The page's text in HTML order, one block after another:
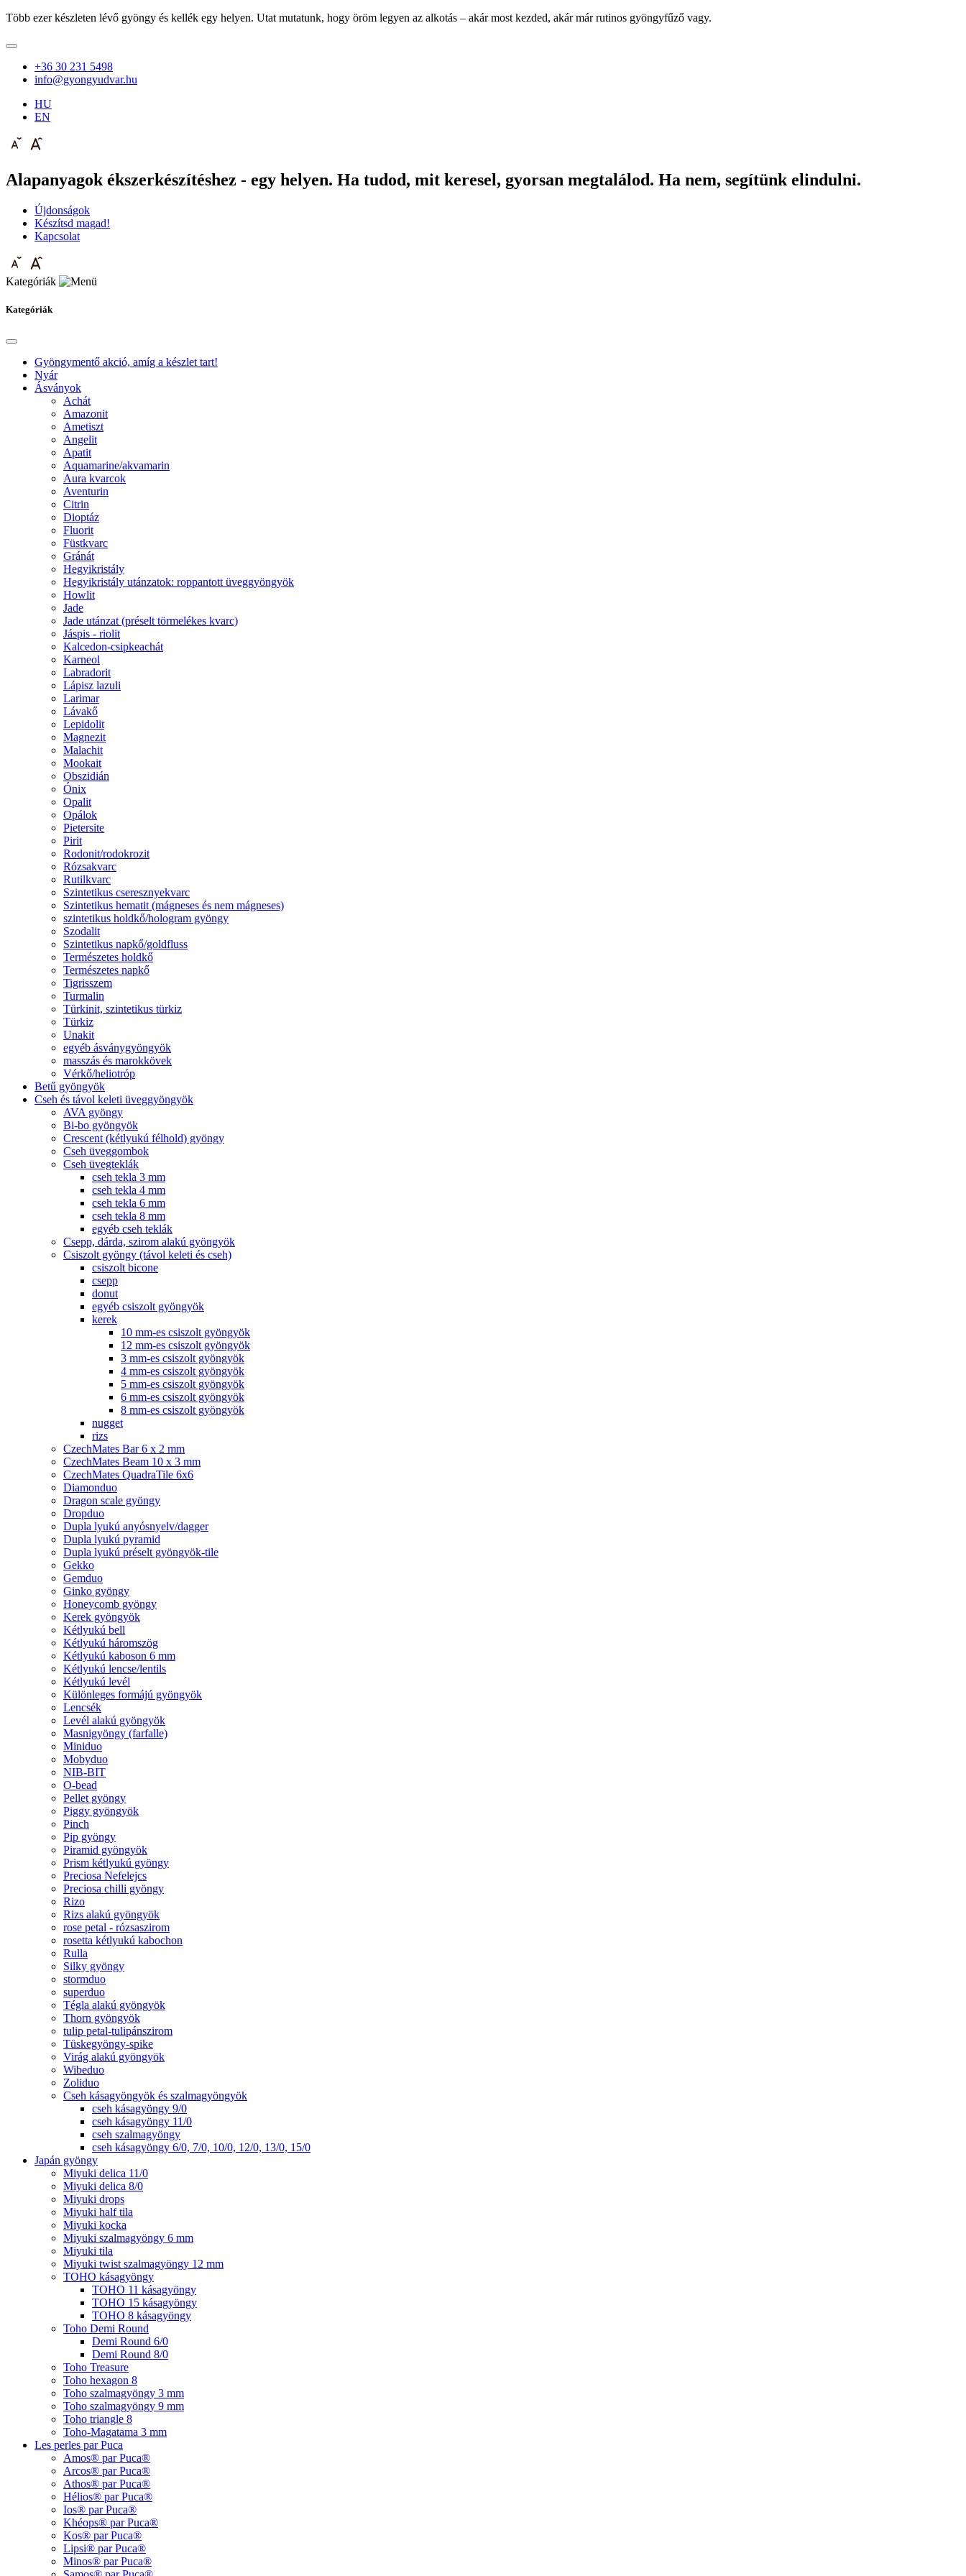
Több ezer készleten lévő gyöngy és kellék egy helyen. Utat mutatunk, hogy öröm legyen az alkotás – akár most kezded, akár már rutinos gyöngyfűző vagy.
+36 30 231 5498
info@gyongyudvar.hu
HU
EN
Alapanyagok ékszerkészítéshez - egy helyen. Ha tudod, mit keresel, gyorsan megtalálod. Ha nem, segítünk elindulni.
Újdonságok
Készítsd magad!
Kapcsolat
Kategóriák
Kategóriák
Gyöngymentő akció, amíg a készlet tart!
Nyár
Ásványok
Achát
Amazonit
Ametiszt
Angelit
Apatit
Aquamarine/akvamarin
Aura kvarcok
Aventurin
Citrin
Dioptáz
Fluorit
Füstkvarc
Gránát
Hegyikristály
Hegyikristály utánzatok: roppantott üveggyöngyök
Howlit
Jade
Jade utánzat (préselt törmelékes kvarc)
Jáspis - riolit
Kalcedon-csipkeachát
Karneol
Labradorit
Lápisz lazuli
Larimar
Lávakő
Lepidolit
Magnezit
Malachit
Mookait
Obszidián
Ónix
Opalit
Opálok
Pietersite
Pirit
Rodonit/rodokrozit
Rózsakvarc
Rutilkvarc
Szintetikus cseresznyekvarc
Szintetikus hematit (mágneses és nem mágneses)
szintetikus holdkő/hologram gyöngy
Szodalit
Szintetikus napkő/goldfluss
Természetes holdkő
Természetes napkő
Tigrisszem
Turmalin
Türkinit, szintetikus türkiz
Türkiz
Unakit
egyéb ásványgyöngyök
masszás és marokkövek
Vérkő/heliotróp
Betű gyöngyök
Cseh és távol keleti üveggyöngyök
AVA gyöngy
Bi-bo gyöngyök
Crescent (kétlyukú félhold) gyöngy
Cseh üveggombok
Cseh üvegteklák
cseh tekla 3 mm
cseh tekla 4 mm
cseh tekla 6 mm
cseh tekla 8 mm
egyéb cseh teklák
Csepp, dárda, szirom alakú gyöngyök
Csiszolt gyöngy (távol keleti és cseh)
csiszolt bicone
csepp
donut
egyéb csiszolt gyöngyök
kerek
10 mm-es csiszolt gyöngyök
12 mm-es csiszolt gyöngyök
3 mm-es csiszolt gyöngyök
4 mm-es csiszolt gyöngyök
5 mm-es csiszolt gyöngyök
6 mm-es csiszolt gyöngyök
8 mm-es csiszolt gyöngyök
nugget
rizs
CzechMates Bar 6 x 2 mm
CzechMates Beam 10 x 3 mm
CzechMates QuadraTile 6x6
Diamonduo
Dragon scale gyöngy
Dropduo
Dupla lyukú anyósnyelv/dagger
Dupla lyukú pyramid
Dupla lyukú préselt gyöngyök-tile
Gekko
Gemduo
Ginko gyöngy
Honeycomb gyöngy
Kerek gyöngyök
Kétlyukú bell
Kétlyukú háromszög
Kétlyukú kaboson 6 mm
Kétlyukú lencse/lentils
Kétlyukú levél
Különleges formájú gyöngyök
Lencsék
Levél alakú gyöngyök
Masnigyöngy (farfalle)
Miniduo
Mobyduo
NIB-BIT
O-bead
Pellet gyöngy
Piggy gyöngyök
Pinch
Pip gyöngy
Piramid gyöngyök
Prism kétlyukú gyöngy
Preciosa Nefelejcs
Preciosa chilli gyöngy
Rizo
Rizs alakú gyöngyök
rose petal - rózsaszirom
rosetta kétlyukú kabochon
Rulla
Silky gyöngy
stormduo
superduo
Tégla alakú gyöngyök
Thorn gyöngyök
tulip petal-tulipánszirom
Tüskegyöngy-spike
Virág alakú gyöngyök
Wibeduo
Zoliduo
Cseh kásagyöngyök és szalmagyöngyök
cseh kásagyöngy 9/0
cseh kásagyöngy 11/0
cseh szalmagyöngy
cseh kásagyöngy 6/0, 7/0, 10/0, 12/0, 13/0, 15/0
Japán gyöngy
Miyuki delica 11/0
Miyuki delica 8/0
Miyuki drops
Miyuki half tila
Miyuki kocka
Miyuki szalmagyöngy 6 mm
Miyuki tila
Miyuki twist szalmagyöngy 12 mm
TOHO kásagyöngy
TOHO 11 kásagyöngy
TOHO 15 kásagyöngy
TOHO 8 kásagyöngy
Toho Demi Round
Demi Round 6/0
Demi Round 8/0
Toho Treasure
Toho hexagon 8
Toho szalmagyöngy 3 mm
Toho szalmagyöngy 9 mm
Toho triangle 8
Toho-Magatama 3 mm
Les perles par Puca
Amos® par Puca®
Arcos® par Puca®
Athos® par Puca®
Hélios® par Puca®
Ios® par Puca®
Khéops® par Puca®
Kos® par Puca®
Lipsi® par Puca®
Minos® par Puca®